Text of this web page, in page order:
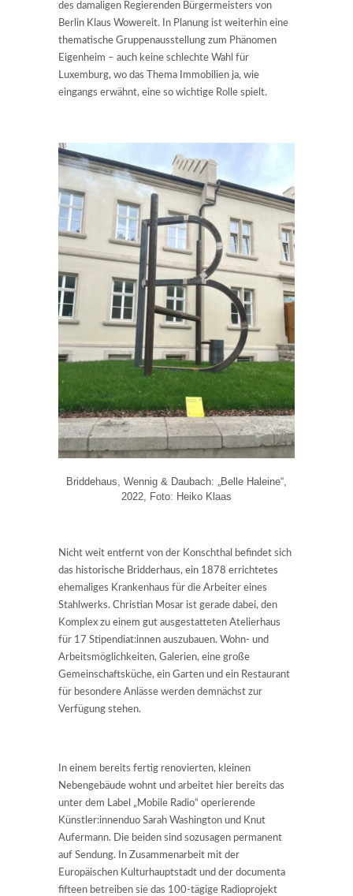
des damaligen Regierenden Bürgermeisters von
Berlin Klaus Wowereit. In Planung ist weiterhin eine
thematische Gruppenausstellung zum Phänomen
Eigenheim – auch keine schlechte Wahl für
Luxemburg, wo das Thema Immobilien ja, wie
eingangs erwähnt, eine so wichtige Rolle spielt.
Briddehaus, Wennig & Daubach: „Belle Haleine“,
2022, Foto: Heiko Klaas
Nicht weit entfernt von der Konschthal befindet sich
das historische Bridderhaus, ein 1878 errichtetes
ehemaliges Krankenhaus für die Arbeiter eines
Stahlwerks. Christian Mosar ist gerade dabei, den
Komplex zu einem gut ausgestatteten Atelierhaus
für 17 Stipendiat:innen auszubauen. Wohn- und
Arbeitsmöglichkeiten, Galerien, eine große
Gemeinschaftsküche, ein Garten und ein Restaurant
für besondere Anlässe werden demnächst zur
Verfügung stehen.
In einem bereits fertig renovierten, kleinen
Nebengebäude wohnt und arbeitet hier bereits das
unter dem Label „Mobile Radio“ operierende
Künstler:innenduo Sarah Washington und Knut
Aufermann. Die beiden sind sozusagen permanent
auf Sendung. In Zusammenarbeit mit der
Europäischen Kulturhauptstadt und der documenta
fifteen betreiben sie das 100-tägige Radioprojekt